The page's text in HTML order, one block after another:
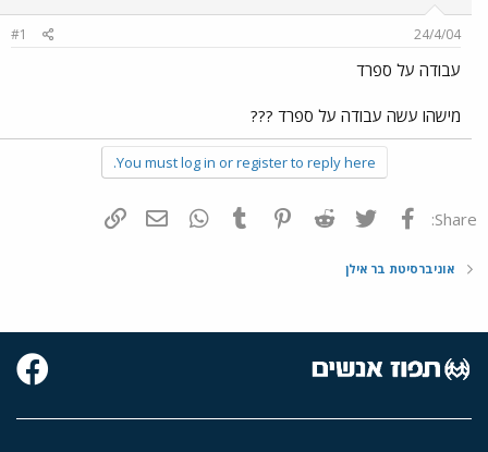
ש
א
ר
24/4/04
#1
עבודה על ספרד
מישהו עשה עבודה על ספרד ???
You must log in or register to reply here.
Share: פייסבוק Twitter
Reddit
Pinterest
Tumblr
WhatsAppדואר אלקטרוני
אוניברסיטת בר אילן